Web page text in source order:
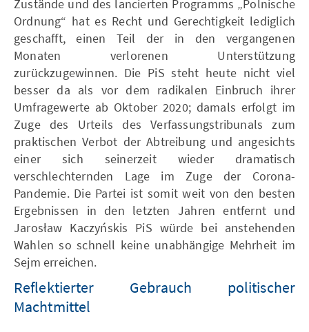
Zustände und des lancierten Programms „Polnische
Ordnung“ hat es Recht und Gerechtigkeit lediglich
geschafft, einen Teil der in den vergangenen
Monaten verlorenen Unterstützung
zurückzugewinnen. Die PiS steht heute nicht viel
besser da als vor dem radikalen Einbruch ihrer
Umfragewerte ab Oktober 2020; damals erfolgt im
Zuge des Urteils des Verfassungstribunals zum
praktischen Verbot der Abtreibung und angesichts
einer sich seinerzeit wieder dramatisch
verschlechternden Lage im Zuge der Corona-
Pandemie. Die Partei ist somit weit von den besten
Ergebnissen in den letzten Jahren entfernt und
Jarosław Kaczyńskis PiS würde bei anstehenden
Wahlen so schnell keine unabhängige Mehrheit im
Sejm erreichen.
Reflektierter Gebrauch politischer
Machtmittel